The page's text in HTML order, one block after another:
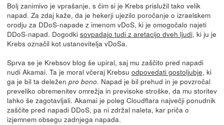
Bolj zanimivo je vprašanje, s čim si je Krebs prislužil tako velik
napad. Za zdaj kaže, da je hekerji ujezilo poročanje o izraelskem
orodju za DDoS-napade z imenom vDoS, ki je omogočalo najeti
DDoS-napad. Dogodki sovpadajo tudi z aretacijo dveh ljudi, ki ju je
Krebs označil kot ustanovitelja vDoSa.
Sprva se je Krebsov blog še upiral, saj mu zaščito pred napadi
nudi Akamai. Ta je moral včeraj Krebsu odpovedati gostoljubje, ki
ga je bil ta deležen pro bono. Napad je bil prehud in je povzročal
preveliko obremenitev omrežja in previsoke stroške, da mu storitev
lahko še zagotavljali. Akamai je poleg Cloudflara največji ponudnik
zaščite pred napadi DDoS, pa ni zdržal naleta, kar priča o
izjemnem obsegu zadnjega napada.